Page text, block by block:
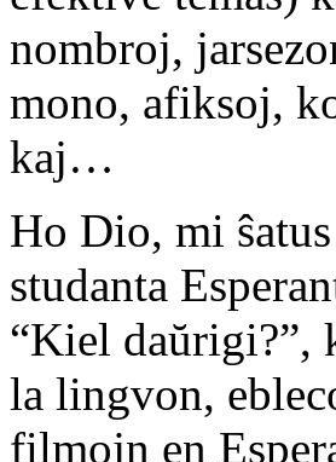
nombroj,
mono, afiksoj,
kaj…
Ho Dio, mi
studanta
“Kiel daŭrigi?”,
la lingvon,
filmojn en